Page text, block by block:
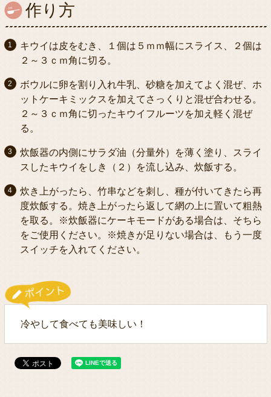
作り方
キウイは皮をむき、１個は５ｍｍ幅にスライス、２個は
２～３ｃｍ角に切る。
ボウルに卵を割り入れ牛乳、砂糖を加えてよく混ぜ、ホ
ットケーキミックスを加えてさっくりと混ぜ合わせる。
２～３ｃｍ角に切ったキウイフルーツを加え軽く混ぜ
る。
炊飯器の内側にサラダ油（分量外）を薄く塗り、スライ
スしたキウイをしき（２）を流し込み、炊飯する。
炊き上がったら、竹串などを刺し、種が付いてきたら再
度炊飯する。焼き上がったら返して網の上に置いて粗熱
を取る。※炊飯器にケーキモードがある場合は、そちら
をご使用ください。※焼きが足りない場合は、もう一度
スイッチを入れてください。
冷やして食べても美味しい！